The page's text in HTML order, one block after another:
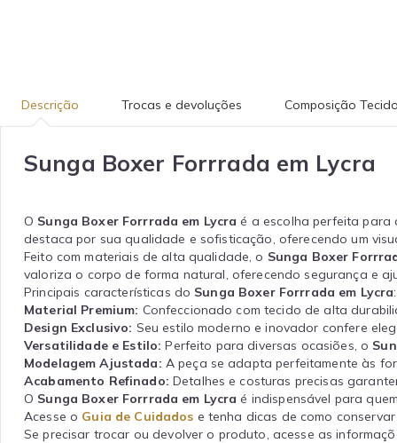
Descrição Trocas e devoluções Composição
Sunga Boxer Forrrada em Lycra
O Sunga Boxer Forrrada em Lycra é a escolha perfeita para
destaca por sua qualidade e sofisticação, oferecendo um
Feito com materiais de alta qualidade, o Sunga Boxer
valoriza o corpo de forma natural, oferecendo segurança e
Principais características do Sunga Boxer Forrrada em Lycra:
Material Premium: Confeccionado com tecido de alta
Design Exclusivo: Seu estilo moderno e inovador confere
Versatilidade e Estilo: Perfeito para diversas ocasiões, o
Modelagem Ajustada: A peça se adapta perfeitamente às
Acabamento Refinado: Detalhes e costuras precisas
O Sunga Boxer Forrrada em Lycra é indispensável para
Acesse o Guia de Cuidados e tenha dicas de como
Se precisar trocar ou devolver o produto, acesse as